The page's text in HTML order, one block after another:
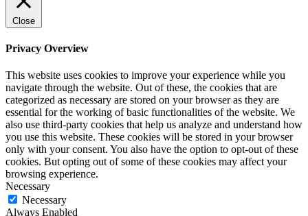
Close
Privacy Overview
This website uses cookies to improve your experience while you
navigate through the website. Out of these, the cookies that are
categorized as necessary are stored on your browser as they are
essential for the working of basic functionalities of the website. We
also use third-party cookies that help us analyze and understand how
you use this website. These cookies will be stored in your browser
only with your consent. You also have the option to opt-out of these
cookies. But opting out of some of these cookies may affect your
browsing experience.
Necessary
Necessary
Always Enabled